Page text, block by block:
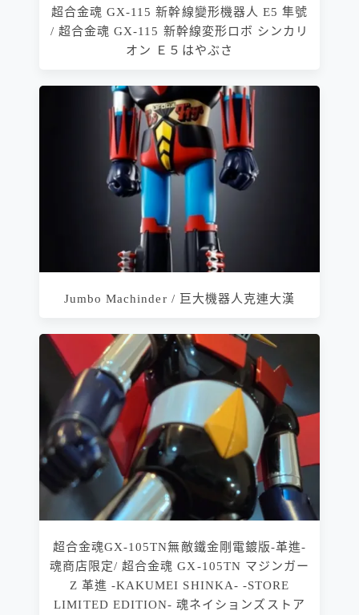
超合金魂 GX-115 新幹線變形機器人 E5 隼號
/ 超合金魂 GX-115 新幹線変形ロボ シンカリ
オン Ｅ５はやぶさ
Jumbo Machinder / 巨大機器人克連大漢
超合金魂GX-105TN無敵鐵金剛電鍍版-革進-
魂商店限定/ 超合金魂 GX-105TN マジンガー
Z 革進 -KAKUMEI SHINKA- -STORE
LIMITED EDITION- 魂ネイションズストア